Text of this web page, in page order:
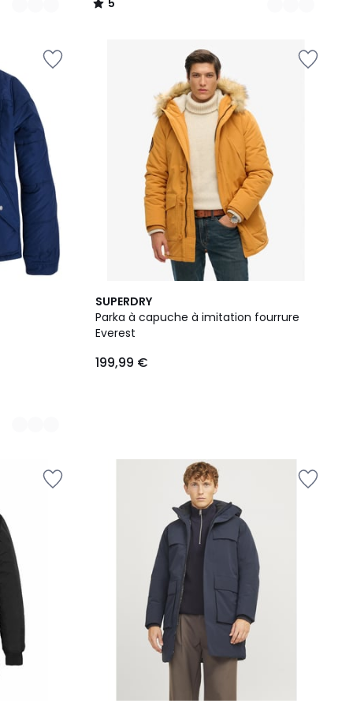
5
/
SUPERDRY
Parka à capuche à imitation fourrure
Everest
199,99 €